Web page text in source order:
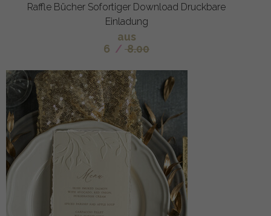
Raffle Bücher Sofortiger Download Druckbare
Einladung
aus
6 / 8.00